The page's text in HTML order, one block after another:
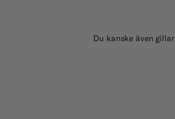
Du kanske även gillar